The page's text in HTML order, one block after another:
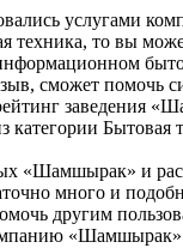
услугами
техника, то вы
сможет помочь
заведения
категории Бытовая
«Шамшырак» и
много и
другим